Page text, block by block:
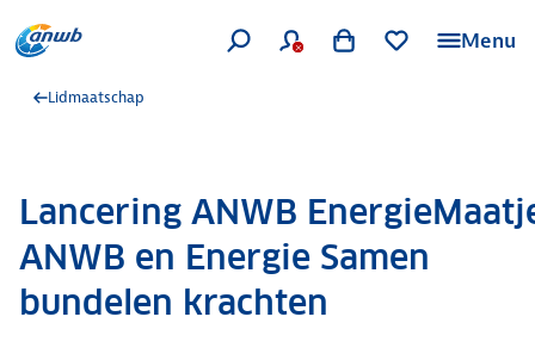
Menu
Lidmaatschap
Lancering ANWB
ANWB en Energie Samen
bundelen krachten